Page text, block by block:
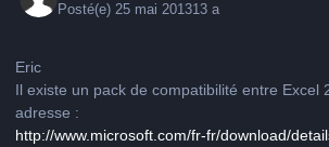
Posté(e) 25 mai 201313 a
Eric
Il existe un pack de compatibilité entre Excel
adresse :
http://www.microsoft.com/fr-fr/download/